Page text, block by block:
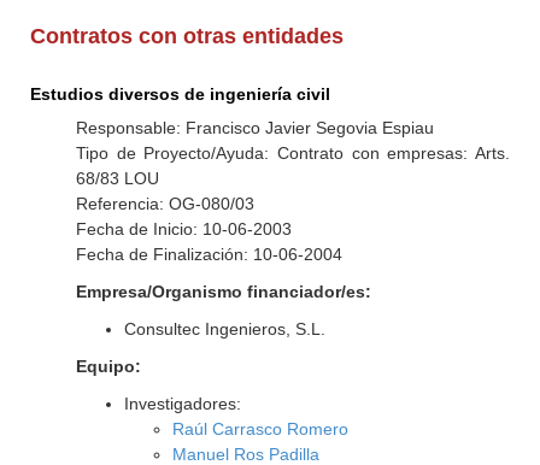
Contratos con otras entidades
Estudios diversos de ingeniería civil
Responsable: Francisco Javier Segovia Espiau
Tipo de Proyecto/Ayuda: Contrato con empresas: Arts.
68/83 LOU
Referencia: OG-080/03
Fecha de Inicio: 10-06-2003
Fecha de Finalización: 10-06-2004
Empresa/Organismo financiador/es:
Consultec Ingenieros, S.L.
Equipo:
Investigadores:
Raúl Carrasco Romero
Manuel Ros Padilla